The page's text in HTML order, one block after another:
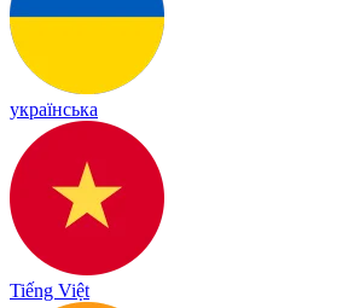
українська
Tiếng Việt